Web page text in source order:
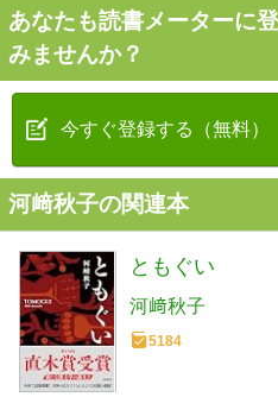
あなたも読書メーターに
みませんか？
今すぐ登録する（無料）
河﨑秋子の関連本
ともぐい
河﨑秋子
5184